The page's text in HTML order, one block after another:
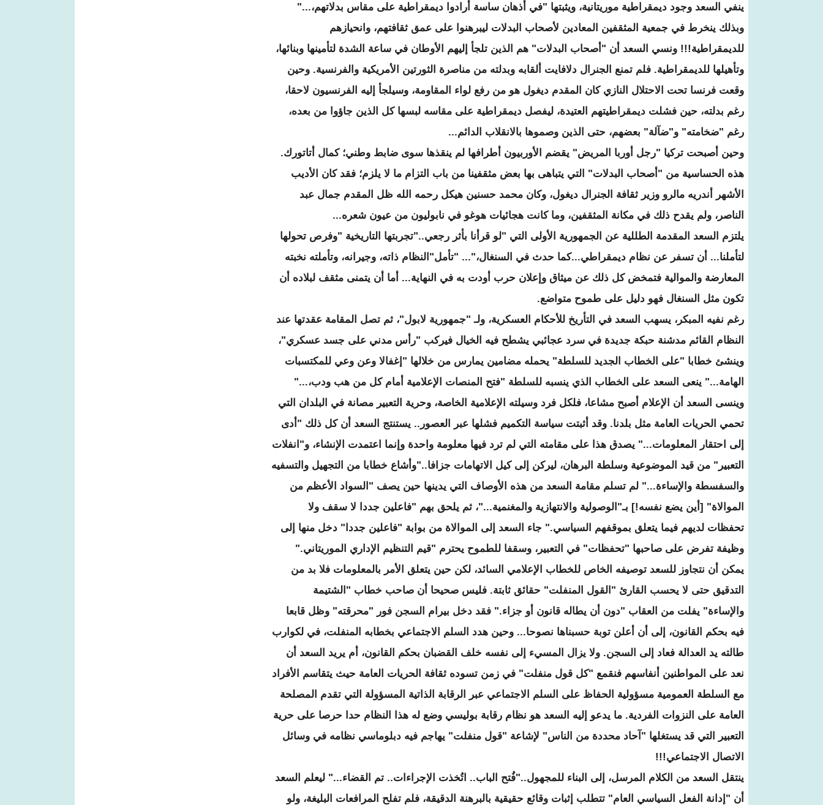
ينفي السعد وجود ديمقراطية موريتانية، ويثبتها "في أذهان ساسة أرادوا ديمقراطية على مقاس بدلاتهم،..."
وبذلك ينخرط في جمعية المثقفين المعادين لأصحاب البدلات ليبرهنوا على عمق ثقافتهم، وانحيازهم
للديمقراطية!!! ونسي السعد أن "أصحاب البدلات" هم الذين تلجأ إليهم الأوطان في ساعة الشدة لتأمينها وبنائها،
وتأهيلها للديمقراطية. فلم تمنع الجنرال دلافايت ألقابه وبدلته من مناصرة الثورتين الأمريكية والفرنسية. وحين
وقعت فرنسا تحت الاحتلال النازي كان المقدم ديغول هو من رفع لواء المقاومة، وسيلجأ إليه الفرنسيون لاحقا،
رغم بدلته، حين فشلت ديمقراطيتهم العتيدة، ليفصل ديمقراطية على مقاسه لبسها كل الذين جاؤوا من بعده،
رغم "ضخامته" و"ضآلة" بعضهم، حتى الذين وصموها بالانقلاب الدائم...
وحين أصبحت تركيا "رجل أوربا المريض" يقضم الأوربيون أطرافها لم ينقذها سوى ضابط وطني؛ كمال أتاتورك.
هذه الحساسية من "أصحاب البدلات" التي يتباهى بها بعض مثقفينا من باب التزام ما لا يلزم؛ فقد كان الأديب
الأشهر أندريه مالرو وزير ثقافة الجنرال ديغول، وكان محمد حسنين هيكل رحمه الله ظل المقدم جمال عبد
الناصر، ولم يقدح ذلك في مكانة المثقفين، وما كانت هجائيات هوغو في نابوليون من عيون شعره...
يلتزم السعد المقدمة الطللية عن الجمهورية الأولى التي "لو قرأنا بأثر رجعي.."تجربتها التاريخية "وفرص تحولها
لتأملنا... أن تسفر عن نظام ديمقراطي...كما حدث في السنغال،"... "تأمل"النظام ذاته، وجيرانه، وتأملته نخبته
المعارضة والموالية فتمخض كل ذلك عن ميثاق وإعلان حرب أودت به في النهاية... أما أن يتمنى مثقف لبلاده أن
تكون مثل السنغال فهو دليل على طموح متواضع.
رغم نفيه المبكر، يسهب السعد في التأريخ للأحكام العسكرية، ولـ "جمهورية لابول"، ثم تصل المقامة عقدتها عند
النظام القائم مدشنة حبكة جديدة في سرد عجائبي يشطح فيه الخيال فيركب "رأس مدني على جسد عسكري"،
وينشئ خطابا "على الخطاب الجديد للسلطة" يحمله مضامين يمارس من خلالها "إغفالا وعن وعي للمكتسبات
الهامة..." ينعى السعد على الخطاب الذي ينسبه للسلطة "فتح المنصات الإعلامية أمام كل من هب ودب،..."
وينسى السعد أن الإعلام أصبح مشاعا، فلكل فرد وسيلته الإعلامية الخاصة، وحرية التعبير مصانة في البلدان التي
تحمي الحريات العامة مثل بلدنا. وقد أثبتت سياسة التكميم فشلها عبر العصور.. يستنتج السعد أن كل ذلك "أدى
إلى احتقار المعلومات..." يصدق هذا على مقامته التي لم ترد فيها معلومة واحدة وإنما اعتمدت الإنشاء، و"انفلات
التعبير" من قيد الموضوعية وسلطة البرهان، ليركن إلى كيل الاتهامات جزافا.."وأشاع خطابا من التجهيل والتسفيه
والسفسطة والإساءة..." لم تسلم مقامة السعد من هذه الأوصاف التي يدينها حين يصف "السواد الأعظم من
الموالاة" [أين يضع نفسه!] بـ"الوصولية والانتهازية والمغنمية..."، ثم يلحق بهم "فاعلين جددا لا سقف ولا
تحفظات لديهم فيما يتعلق بموقفهم السياسي." جاء السعد إلى الموالاة من بوابة "فاعلين جددا" دخل منها إلى
وظيفة تفرض على صاحبها "تحفظات" في التعبير، وسقفا للطموح يحترم "قيم التنظيم الإداري الموريتاني."
يمكن أن نتجاوز للسعد توصيفه الخاص للخطاب الإعلامي السائد، لكن حين يتعلق الأمر بالمعلومات فلا بد من
التدقيق حتى لا يحسب القارئ "القول المنفلت" حقائق ثابتة. فليس صحيحا أن صاحب خطاب "الشتيمة
والإساءة" يفلت من العقاب "دون أن يطاله قانون أو جزاء." فقد دخل بيرام السجن فور "محرقته" وظل قابعا
فيه بحكم القانون، إلى أن أعلن توبة حسبناها نصوحا... وحين هدد السلم الاجتماعي بخطابه المنفلت، في لكوارب
طالته يد العدالة فعاد إلى السجن. ولا يزال المسيء إلى نفسه خلف القضبان بحكم القانون، أم يريد السعد أن
نعد على المواطنين أنفاسهم فنقمع "كل قول منفلت" في زمن تسوده ثقافة الحريات العامة حيث يتقاسم الأفراد
مع السلطة العمومية مسؤولية الحفاظ على السلم الاجتماعي عبر الرقابة الذاتية المسؤولة التي تقدم المصلحة
العامة على النزوات الفردية. ما يدعو إليه السعد هو نظام رقابة بوليسي وضع له هذا النظام حدا حرصا على حرية
التعبير التي قد يستغلها "آحاد محددة من الناس" لإشاعة "قول منفلت" يهاجم فيه دبلوماسي نظامه في وسائل
الاتصال الاجتماعي!!!
ينتقل السعد من الكلام المرسل، إلى البناء للمجهول.."فُتح الباب.. اتُخذت الإجراءات.. تم القضاء..." ليعلم السعد
أن "إدانة الفعل السياسي العام" تتطلب إثبات وقائع حقيقية بالبرهنة الدقيقة، فلم تفلح المرافعات البليغة، ولو